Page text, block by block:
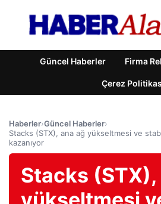
Güncel Haberler Firma
Çerez
Haberler›Güncel Haberler›
Stacks (STX), ana ağ yükseltmesi ve
kazanıyor
Stacks (STX),